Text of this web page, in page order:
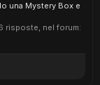
una Mystery Box e
risposte, nel forum: